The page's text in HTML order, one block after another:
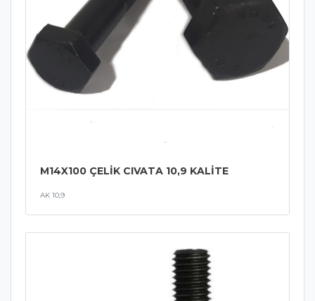
M14X100 ÇELİK CIVATA 10,9 KALİTE
AK 10,9